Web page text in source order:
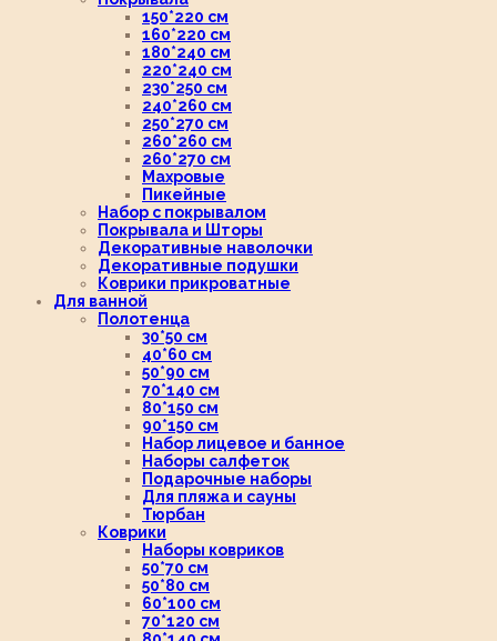
150*220 см
160*220 см
180*240 см
220*240 см
230*250 см
240*260 см
250*270 см
260*260 см
260*270 см
Махровые
Пикейные
Набор с покрывалом
Покрывала и Шторы
Декоративные наволочки
Декоративные подушки
Коврики прикроватные
Для ванной
Полотенца
30*50 см
40*60 см
50*90 см
70*140 см
80*150 см
90*150 см
Набор лицевое и банное
Наборы салфеток
Подарочные наборы
Для пляжа и сауны
Тюрбан
Коврики
Наборы ковриков
50*70 см
50*80 см
60*100 см
70*120 см